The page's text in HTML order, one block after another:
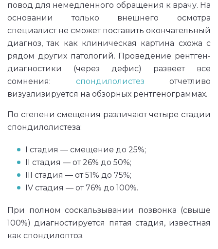
повод для немедленного обращения к врачу. На
основании только внешнего осмотра
специалист не сможет поставить окончательный
диагноз, так как клиническая картина схожа с
рядом других патологий. Проведение рентген-
диагностики (через дефис) развеет все
сомнения: спондилолистез отчетливо
визуализируется на обзорных рентгенограммах.
По степени смещения различают четыре стадии
спондилолистеза:
I стадия — смещение до 25%;
II стадия — от 26% до 50%;
III стадия — от 51% до 75%;
IV стадия — от 76% до 100%.
При полном соскальзывании позвонка (свыше
100%) диагностируется пятая стадия, известная
как спондилоптоз.